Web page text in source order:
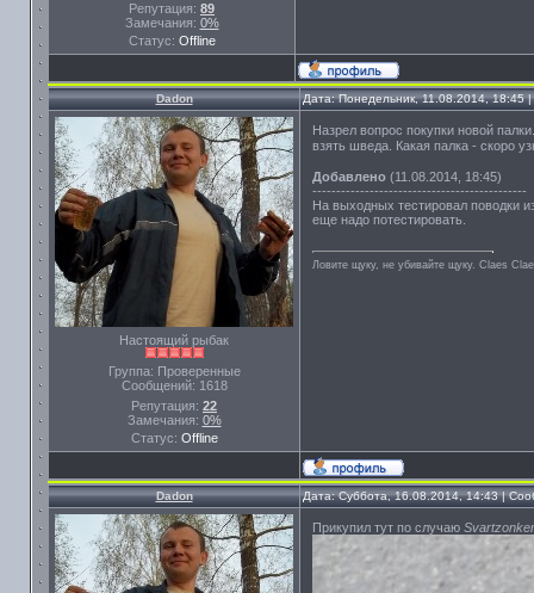
Репутация: 89
Замечания: 0%
Статус: Offline
Dadon Дата: Понедельник, 11.08.2014,
Настоящий рыбак
Группа: Проверенные
Сообщений: 1618
Репутация: 22
Замечания: 0%
Статус: Offline
Назрел вопрос покупки новой
взять шведа. Какая палка - скоро
Добавлено (11.08.2014, 18:45)
---------------------------------------------
На выходных тестировал поводки
еще надо потестировать.
Ловите щуку, не убивайте щуку. Сlaes
Dadon Дата: Суббота, 16.08.2014, 14:43 |
Прикупил тут по случаю